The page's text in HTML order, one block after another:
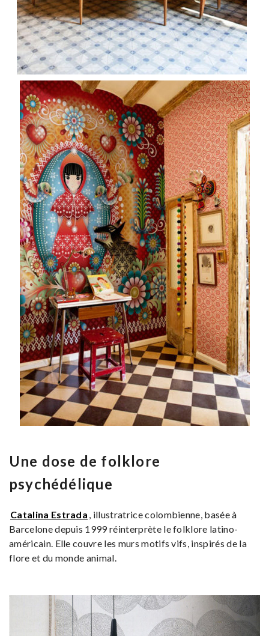
Une dose de folklore
psychédélique
Catalina Estrada , illustratrice colombienne, basée à
Barcelone depuis 1999 réinterprète le folklore latino-
américain. Elle couvre les murs motifs vifs, inspirés de la
flore et du monde animal.